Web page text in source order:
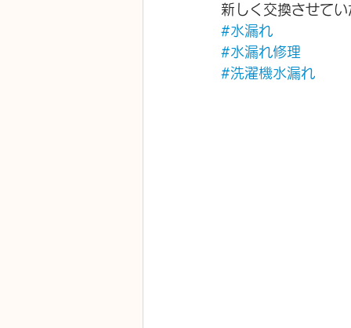
新しく交換させて
#水漏れ
#水漏れ修理
#洗濯機水漏れ